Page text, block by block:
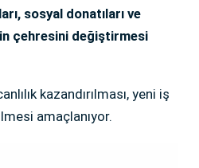
sosyal donatıları ve
çehresini değiştirmesi
kazandırılması, yeni iş
amaçlanıyor.